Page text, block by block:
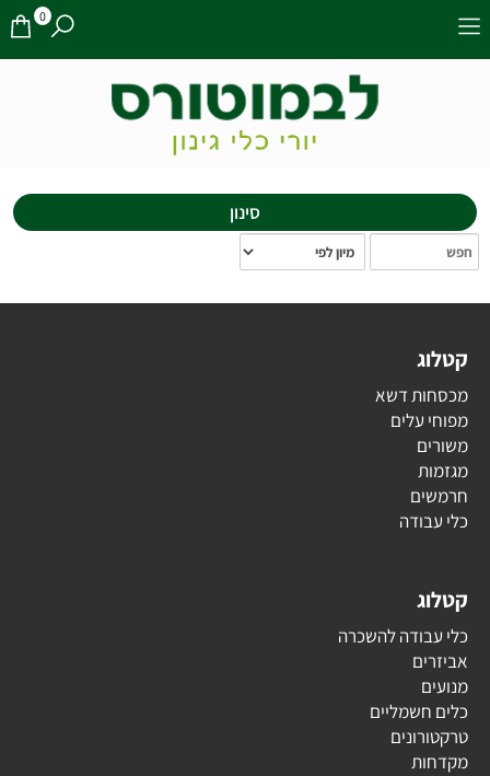
0
סינון
קטלוג
מכסחות דשא
מפוחי עלים
משורים
מגזמות
חרמשים
כלי עבודה
קטלוג
כלי עבודה להשכרה
אביזרים
מנועים
כלים חשמליים
טרקטורונים
מקדחות